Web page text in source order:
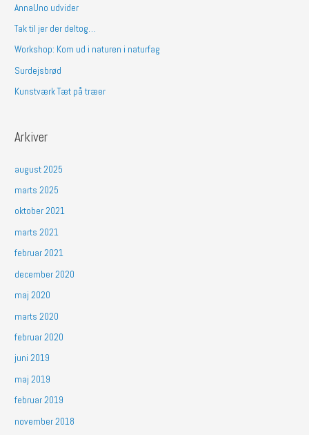
:
AnnaUno udvider
Tak til jer der deltog…
Workshop: Kom ud i naturen i naturfag
Surdejsbrød
Kunstværk Tæt på træer
Arkiver
august 2025
marts 2025
oktober 2021
marts 2021
februar 2021
december 2020
maj 2020
marts 2020
februar 2020
juni 2019
maj 2019
februar 2019
november 2018